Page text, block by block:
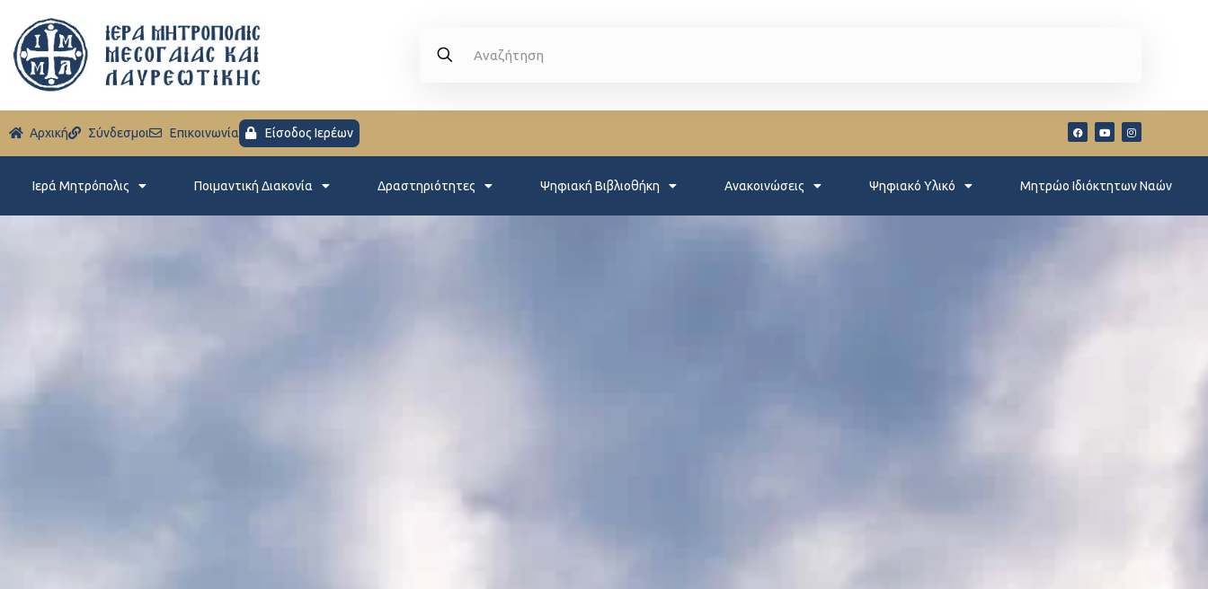
Aρχική Σύνδεσμοι Eπικοινωνία Είσοδος Ιερέων
Ιερά Μητρόπολις Ποιμαντική Διακονία Δραστηριότητες Ψηφιακή Βιβλιοθήκη Ανακοινώσεις Ψηφιακό Υλικό Μητρώο Ιδιόκτητων Ναών